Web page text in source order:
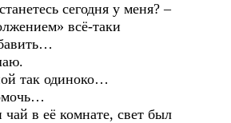
сегодня у меня? –
всё-таки
так одиноко…
в её комнате, свет был